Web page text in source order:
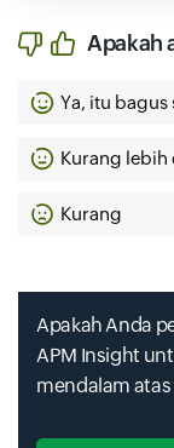
Apakah
Ya, itu bagus
Kurang lebih
Kurang
Apakah Anda
APM Insight
mendalam